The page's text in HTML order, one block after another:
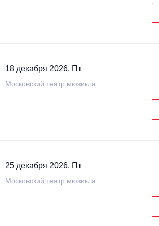
18 декабря 2026, Пт
Московский театр мюзикла
25 декабря 2026, Пт
Московский театр мюзикла